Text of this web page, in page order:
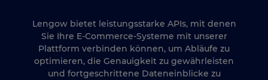
Lengow bietet leistungsstarke APIs, mit denen
Sie Ihre E-Commerce-Systeme mit unserer
Plattform verbinden können, um Abläufe zu
optimieren, die Genauigkeit zu gewährleisten
und fortgeschrittene Dateneinblicke zu